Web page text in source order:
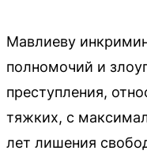
Мавлиеву
полномочий и
преступления,
тяжких, с
лет лишения